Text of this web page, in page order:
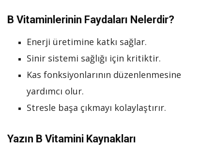
B Vitaminlerinin Faydaları Nelerdir?
Enerji üretimine katkı sağlar.
Sinir sistemi sağlığı için kritiktir.
Kas fonksiyonlarının düzenlenmesine
yardımcı olur.
Stresle başa çıkmayı kolaylaştırır.
Yazın B Vitamini Kaynakları